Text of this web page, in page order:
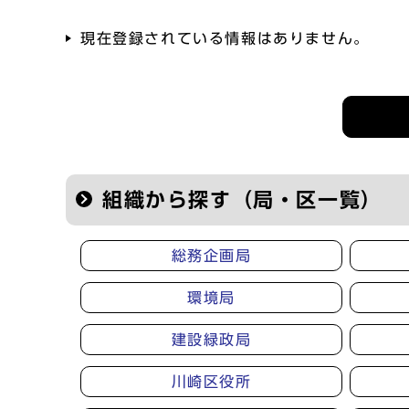
現在登録されている情報はありません。
組織から探す（局・区一覧）
総務企画局
環境局
建設緑政局
川崎区役所